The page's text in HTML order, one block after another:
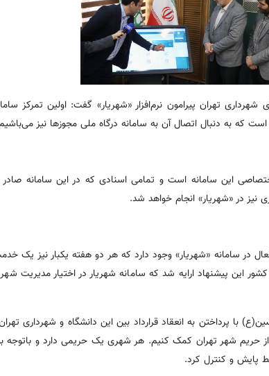
تهران پیرامون نرم‌افزار «شهریار» گفت: اولین تمرکز
که به دنبال اتصال آن به سامانه درگاه ملی مجوزها نیز
این سامانه است و تمامی اسنادی که در این سامانه
در «شهریار» انجام خواهد شد.
فاوا تاکید کرد: هم‌اکنون ۳۰ خدمت فعال در سامانه «شهریار» وجود دارد که هر دو هفته یکبار
این پیشنهاد ارایه شد که سامانه شهریار در اختیار مدیریت
با پرداختن به انعقاد قرارداد بین این دانشگاه و شهرداری
حریم شهر تهران کمک کنیم. هر شهری یک حریمی دارد و باتوجه
پایش و کنترل کرد.